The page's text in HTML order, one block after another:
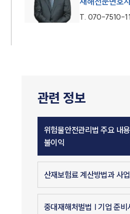
T. 070-7510-
관련 정보
위험물안전관리법 주요 내
불이익
산재보험료 계산방법과 사
중대재해처벌법 | 기업 준비